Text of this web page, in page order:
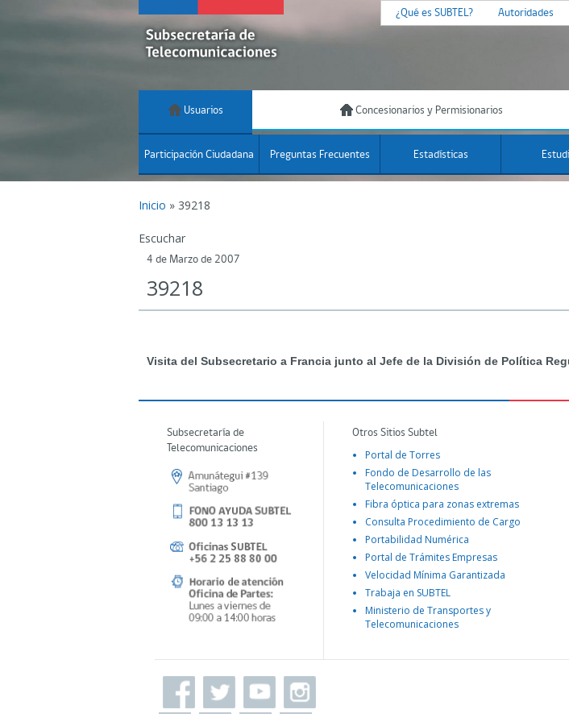
¿Qué es SUBTEL? Autoridades
Usuarios Concesionarios y Permisionarios
Participación Ciudadana Preguntas Frecuentes Estadísticas
Inicio » 39218
Escuchar
4 de Marzo de 2007
39218
Visita del Subsecretario a Francia junto al Jefe de la División de Política
Subsecretaría de
Telecomunicaciones
Otros Sitios Subtel
Portal de Torres
Fondo de Desarrollo de las
Telecomunicaciones
Fibra óptica para zonas extremas
Consulta Procedimiento de Cargo
Portabilidad Numérica
Portal de Trámites Empresas
Velocidad Mínima Garantizada
Trabaja en SUBTEL
Ministerio de Transportes y
Telecomunicaciones